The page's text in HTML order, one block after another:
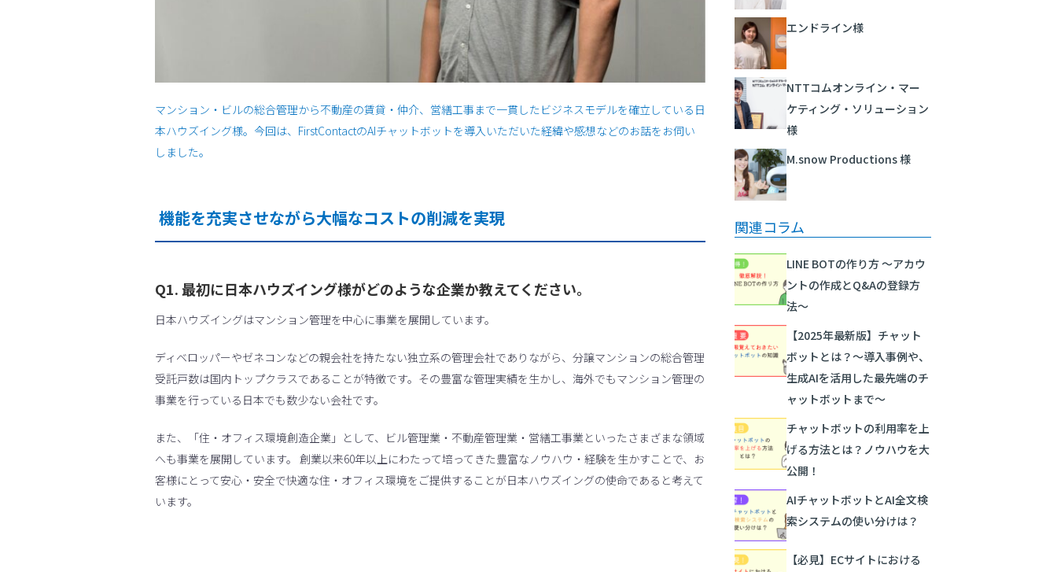
マンション・ビルの総合管理から不動産の賃貸・仲介、営繕工事まで一貫したビジネスモデルを確立している日
本ハウズイング様。今回は、FirstContactのAIチャットボットを導入いただいた経緯や感想などのお話をお伺い
しました。
機能を充実させながら大幅なコストの削減を実現
Q1. 最初に日本ハウズイング様がどのような企業か教えてください。
日本ハウズイングはマンション管理を中心に事業を展開しています。
ディベロッパーやゼネコンなどの親会社を持たない独立系の管理会社でありながら、分譲マンションの総合管理
受託戸数は国内トップクラスであることが特徴です。その豊富な管理実績を生かし、海外でもマンション管理の
事業を行っている日本でも数少ない会社です。
また、「住・オフィス環境創造企業」として、ビル管理業・不動産管理業・営繕工事業といったさまざまな領域
へも事業を展開しています。 創業以来60年以上にわたって培ってきた豊富なノウハウ・経験を生かすことで、お
客様にとって安心・安全で快適な住・オフィス環境をご提供することが日本ハウズイングの使命であると考えて
います。
エンドライン様
NTTコムオンライン・マー
ケティング・ソリューション
様
M.snow Productions 様
関連コラム
LINE BOTの作り方 ～アカウ
ントの作成とQ&Aの登録方
法～
【2025年最新版】チャット
ボットとは？〜導入事例や、
生成AIを活用した最先端のチ
ャットボットまで〜
チャットボットの利用率を上
げる方法とは？ノウハウを大
公開！
AIチャットボットとAI全文検
索システムの使い分けは？
【必見】ECサイトにおける